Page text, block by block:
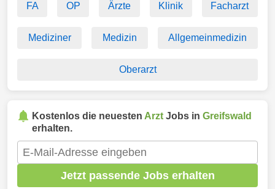
FA OP Ärzte Klinik Facharzt
Mediziner Medizin Allgemeinmedizin
Oberarzt
Kostenlos die neuesten Arzt Jobs in Greifswald
erhalten.
Jetzt passende Jobs erhalten